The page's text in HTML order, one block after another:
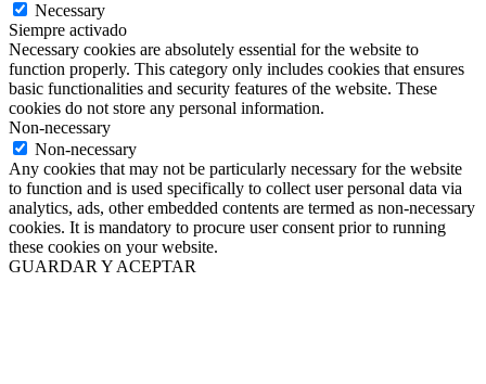
Necessary
Siempre activado
Necessary cookies are absolutely essential for the website to
function properly. This category only includes cookies that ensures
basic functionalities and security features of the website. These
cookies do not store any personal information.
Non-necessary
Non-necessary
Any cookies that may not be particularly necessary for the website
to function and is used specifically to collect user personal data via
analytics, ads, other embedded contents are termed as non-necessary
cookies. It is mandatory to procure user consent prior to running
these cookies on your website.
GUARDAR Y ACEPTAR